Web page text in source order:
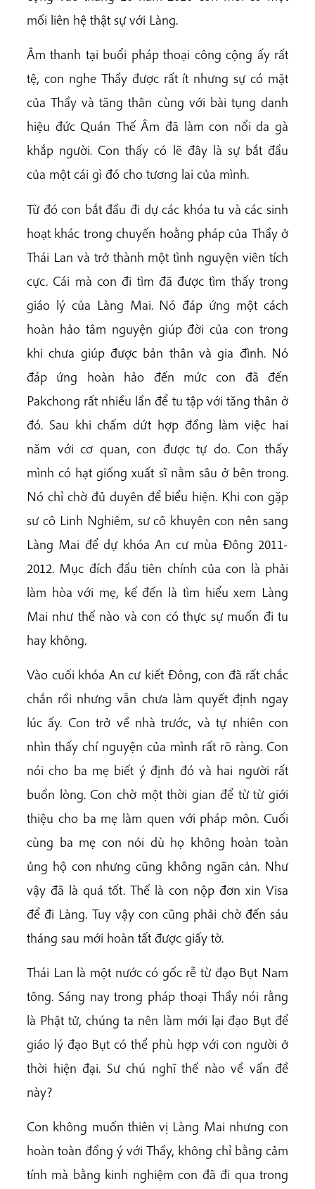
mối liên hệ thật sự với Làng.
Âm thanh tại buổi pháp thoại công cộng ấy rất
tệ, con nghe Thầy được rất ít nhưng sự có mặt
của Thầy và tăng thân cùng với bài tụng danh
hiệu đức Quán Thế Âm đã làm con nổi da gà
khắp người. Con thấy có lẽ đây là sự bắt đầu
của một cái gì đó cho tương lai của mình.
Từ đó con bắt đầu đi dự các khóa tu và các sinh
hoạt khác trong chuyến hoằng pháp của Thầy ở
Thái Lan và trở thành một tình nguyện viên tích
cực. Cái mà con đi tìm đã được tìm thấy trong
giáo lý của Làng Mai. Nó đáp ứng một cách
hoàn hảo tâm nguyện giúp đời của con trong
khi chưa giúp được bản thân và gia đình. Nó
đáp ứng hoàn hảo đến mức con đã đến
Pakchong rất nhiều lần để tu tập với tăng thân ở
đó. Sau khi chấm dứt hợp đồng làm việc hai
năm với cơ quan, con được tự do. Con thấy
mình có hạt giống xuất sĩ nằm sâu ở bên trong.
Nó chỉ chờ đủ duyên để biểu hiện. Khi con gặp
sư cô Linh Nghiêm, sư cô khuyên con nên sang
Làng Mai để dự khóa An cư mùa Đông 2011-
2012. Mục đích đầu tiên chính của con là phải
làm hòa với mẹ, kế đến là tìm hiểu xem Làng
Mai như thế nào và con có thực sự muốn đi tu
hay không.
Vào cuối khóa An cư kiết Đông, con đã rất chắc
chắn rồi nhưng vẫn chưa làm quyết định ngay
lúc ấy. Con trở về nhà trước, và tự nhiên con
nhìn thấy chí nguyện của mình rất rõ ràng. Con
nói cho ba mẹ biết ý định đó và hai người rất
buồn lòng. Con chờ một thời gian để từ từ giới
thiệu cho ba mẹ làm quen với pháp môn. Cuối
cùng ba mẹ con nói dù họ không hoàn toàn
ủng hộ con nhưng cũng không ngăn cản. Như
vậy đã là quá tốt. Thế là con nộp đơn xin Visa
để đi Làng. Tuy vậy con cũng phải chờ đến sáu
tháng sau mới hoàn tất được giấy tờ.
Thái Lan là một nước có gốc rễ từ đạo Bụt Nam
tông. Sáng nay trong pháp thoại Thầy nói rằng
là Phật tử, chúng ta nên làm mới lại đạo Bụt để
giáo lý đạo Bụt có thể phù hợp với con người ở
thời hiện đại. Sư chú nghĩ thế nào về vấn đề
này?
Con không muốn thiên vị Làng Mai nhưng con
hoàn toàn đồng ý với Thầy, không chỉ bằng cảm
tính mà bằng kinh nghiệm con đã đi qua trong